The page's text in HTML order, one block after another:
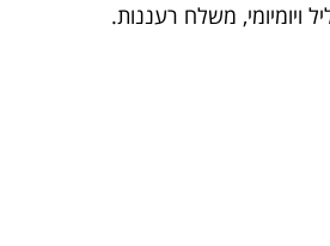
ויומיומי, משלח רעננות.